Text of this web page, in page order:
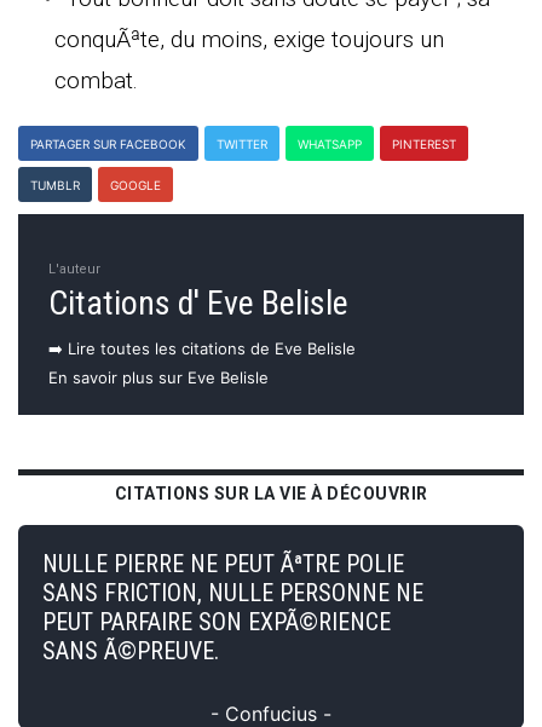
conquÃªte, du moins, exige toujours un
combat.
PARTAGER SUR FACEBOOK TWITTER WHATSAPP PINTEREST
TUMBLR GOOGLE
L'auteur
Citations d' Eve Belisle
➡️ Lire toutes les citations de Eve Belisle
En savoir plus sur Eve Belisle
CITATIONS SUR LA VIE À DÉCOUVRIR
NULLE PIERRE NE PEUT ÃªTRE POLIE
SANS FRICTION, NULLE PERSONNE NE
PEUT PARFAIRE SON EXPÃ©RIENCE
SANS Ã©PREUVE.
- Confucius -